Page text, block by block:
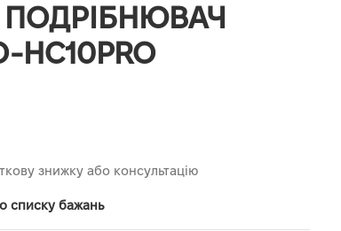
HC10PRO
знижку або консультацію
списку бажань